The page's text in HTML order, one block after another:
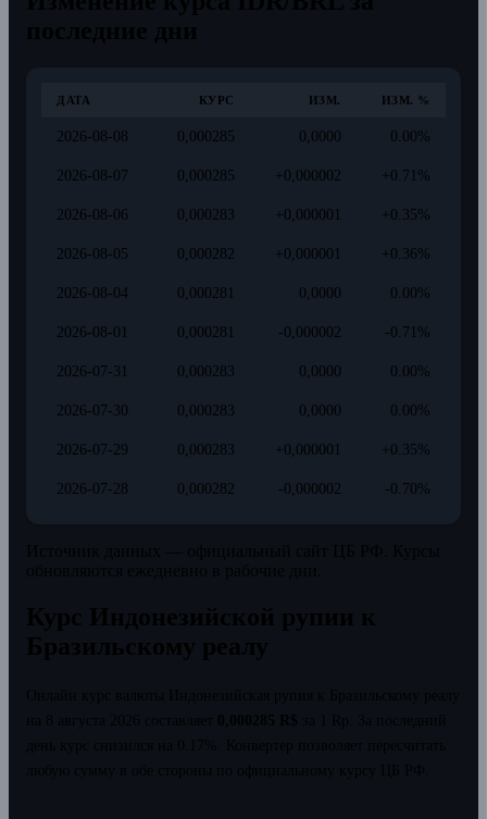
ДАТА КУРС ИЗМ. ИЗМ. %
2026-08-08 0,000285 0,0000 0.00%
2026-08-07 0,000285 +0,000002 +0.71%
2026-08-06 0,000283 +0,000001 +0.35%
2026-08-05 0,000282 +0,000001 +0.36%
2026-08-04 0,000281 0,0000 0.00%
2026-08-01 0,000281 -0,000002 -0.71%
2026-07-31 0,000283 0,0000 0.00%
2026-07-30 0,000283 0,0000 0.00%
2026-07-29 0,000283 +0,000001 +0.35%
2026-07-28 0,000282 -0,000002 -0.70%